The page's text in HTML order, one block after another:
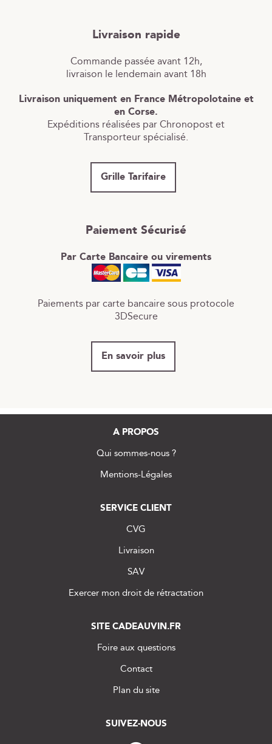
Livraison rapide
Commande passée avant 12h,
livraison le lendemain avant 18h
Livraison uniquement en France Métropolotaine et
en Corse.
Expéditions réalisées par Chronopost et
Transporteur spécialisé.
Grille Tarifaire
Paiement Sécurisé
Par Carte Bancaire ou virements
Paiements par carte bancaire sous protocole
3DSecure
En savoir plus
A PROPOS
Qui sommes-nous ?
Mentions-Légales
SERVICE CLIENT
CVG
Livraison
SAV
Exercer mon droit de rétractation
SITE CADEAUVIN.FR
Foire aux questions
Contact
Plan du site
SUIVEZ-NOUS